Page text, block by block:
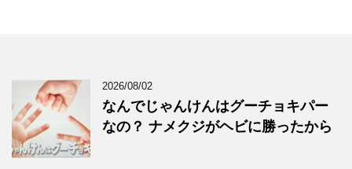
2026/08/02
なんでじゃんけんはグーチョキパー
なの？ ナメクジがヘビに勝ったから